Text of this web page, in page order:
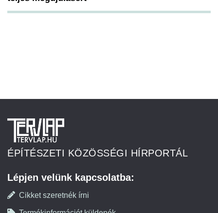
ÉPÍTÉSZETI KÖZÖSSÉGI HÍRPORTÁL
Lépjen velünk kapcsolatba:
Cikket szeretnék írni